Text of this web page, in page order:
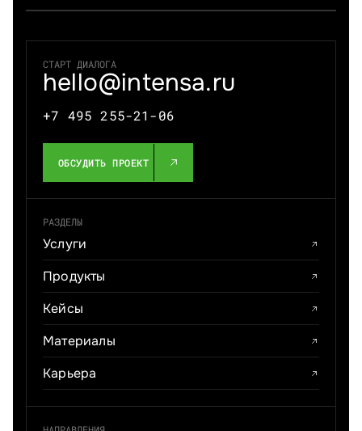
СТАРТ ДИАЛОГА
hello@intensa.ru
+7 495 255-21-06
ОБСУДИТЬ ПРОЕКТ
РАЗДЕЛЫ
Услуги
Продукты
Кейсы
Материалы
Карьера